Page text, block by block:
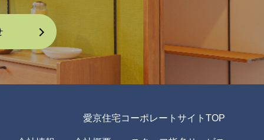
愛京住宅コーポレートサイトTOP